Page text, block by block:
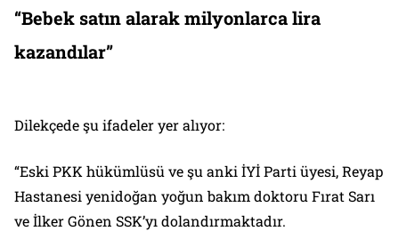
“Bebek satın alarak milyonlarca lira
kazandılar”
Dilekçede şu ifadeler yer alıyor:
“Eski PKK hükümlüsü ve şu anki İYİ Parti üyesi, Reyap
Hastanesi yenidoğan yoğun bakım doktoru Fırat Sarı
ve İlker Gönen SSK’yı dolandırmaktadır.